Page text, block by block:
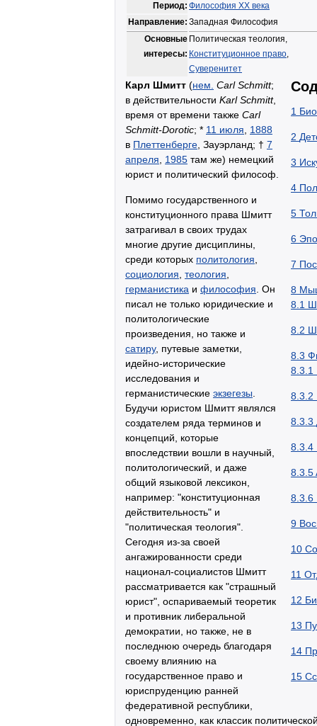
Период: Философия XX века
Направление: Западная Философия
Основные
интересы:
Политическая теология,
Конституционное право,
Суверенитет
1
2
3
4
5
6
7
8
8.1
8.2
8.3
8.3.1
8.3.2
8.3.3
8.3.4
8.3.5
8.3.6
9
10
11
12
13
14
15
Карл Шмитт (нем. Carl Schmitt;
в действительности Karl Schmitt,
время от времени также Carl
Schmitt-Dorotic; * 11 июля
1888
в Плеттенберге , Зауэрланд; † 7
апреля
1985 там же) немецкий
юрист и политический философ.
Помимо государственного и
конституционного права Шмитт
затрагивал в своих трудах
многие другие дисциплины,
среди которых политология
социология теология
германистика и философия . Он
писал не только юридические и
политологические
произведения, но также и
сатиру, путевые заметки,
идейно-исторические
исследования и
германистические экзегезы
Будучи юристом Шмитт являлся
создателем ряда терминов и
концепций, которые
впоследствии вошли в научный,
политологический, и даже
общий языковой лексикон,
например: "конституционная
действительность" и
"политическая теология".
Сегодня из-за своей
ангажированности среди
национал-социалистов Шмитт
рассматривается как "страшный
юрист", оспариваемый теоретик
и противник либеральной
демократии, но также, не в
последнюю очередь благодаря
своему влиянию на
государственное право и
юриспруденцию ранней
федеративной республики,
одновременно, как классик